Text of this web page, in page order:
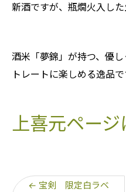
新酒ですが、瓶燗火入した
酒米「夢錦」が持つ、優
トレートに楽しめる逸品で
上喜元ページ
← 宝剣 限定白ラベ